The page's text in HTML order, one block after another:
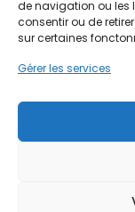
de navigation ou les
consentir ou de
sur certaines
Gérer les services
Nous
Mentions
Politique de
Conditions
Politique de